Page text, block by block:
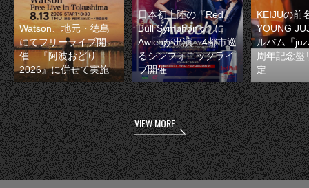
Watson、地元・徳島
にてフリーライブ開
催 『阿波おどり
2026』に併せて実施
日本初上陸の『Red
Bull Symphonic』に
Awichが出演 4都市巡
るシンフォニックライ
ブ開催
KEIJUの前
YOUNG
ルバム『
周年記念盤
定
VIEW MORE